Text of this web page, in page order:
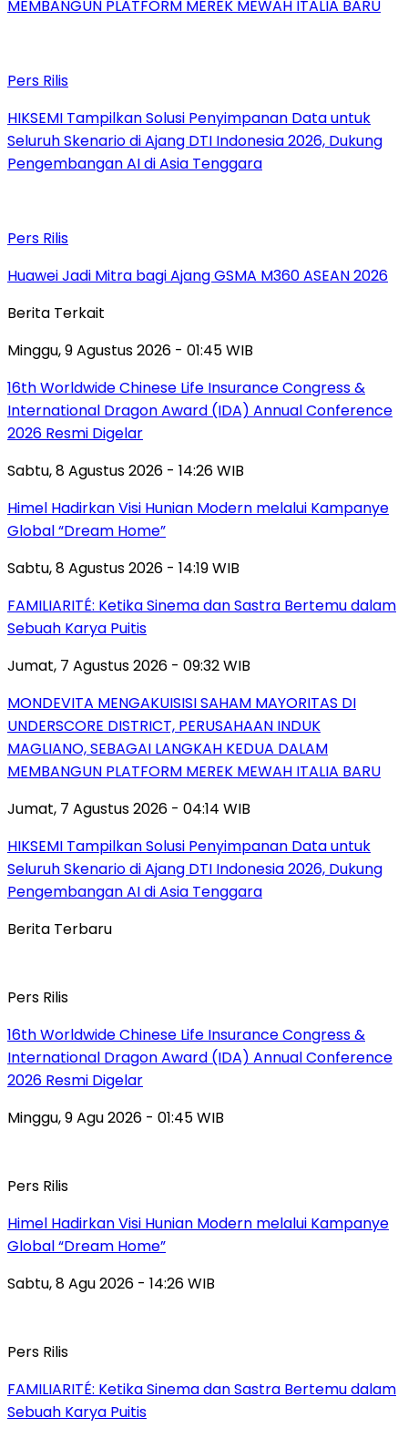
MEMBANGUN PLATFORM MEREK MEWAH ITALIA BARU
Pers Rilis
HIKSEMI Tampilkan Solusi Penyimpanan Data untuk
Seluruh Skenario di Ajang DTI Indonesia 2026, Dukung
Pengembangan AI di Asia Tenggara
Pers Rilis
Huawei Jadi Mitra bagi Ajang GSMA M360 ASEAN 2026
Berita Terkait
Minggu, 9 Agustus 2026 - 01:45 WIB
16th Worldwide Chinese Life Insurance Congress &
International Dragon Award (IDA) Annual Conference
2026 Resmi Digelar
Sabtu, 8 Agustus 2026 - 14:26 WIB
Himel Hadirkan Visi Hunian Modern melalui Kampanye
Global “Dream Home”
Sabtu, 8 Agustus 2026 - 14:19 WIB
FAMILIARITÉ: Ketika Sinema dan Sastra Bertemu dalam
Sebuah Karya Puitis
Jumat, 7 Agustus 2026 - 09:32 WIB
MONDEVITA MENGAKUISISI SAHAM MAYORITAS DI
UNDERSCORE DISTRICT, PERUSAHAAN INDUK
MAGLIANO, SEBAGAI LANGKAH KEDUA DALAM
MEMBANGUN PLATFORM MEREK MEWAH ITALIA BARU
Jumat, 7 Agustus 2026 - 04:14 WIB
HIKSEMI Tampilkan Solusi Penyimpanan Data untuk
Seluruh Skenario di Ajang DTI Indonesia 2026, Dukung
Pengembangan AI di Asia Tenggara
Berita Terbaru
Pers Rilis
16th Worldwide Chinese Life Insurance Congress &
International Dragon Award (IDA) Annual Conference
2026 Resmi Digelar
Minggu, 9 Agu 2026 - 01:45 WIB
Pers Rilis
Himel Hadirkan Visi Hunian Modern melalui Kampanye
Global “Dream Home”
Sabtu, 8 Agu 2026 - 14:26 WIB
Pers Rilis
FAMILIARITÉ: Ketika Sinema dan Sastra Bertemu dalam
Sebuah Karya Puitis